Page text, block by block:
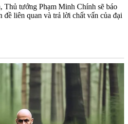
Thủ tướng Phạm Minh Chính sẽ báo
đề liên quan và trả lời chất vấn của đại